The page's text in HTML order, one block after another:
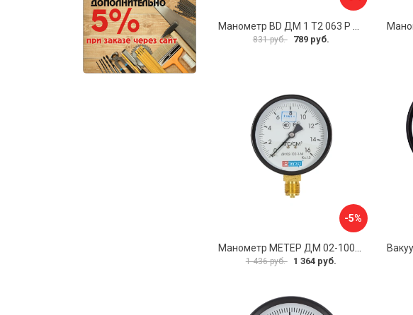
831 руб. 789 руб.
-5%
Манометр МЕТЕР ДМ 02-100-1-М 726
1 436 руб. 1 364 руб.